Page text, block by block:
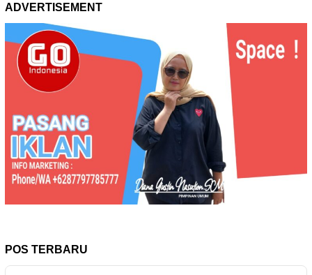
ADVERTISEMENT
POS TERBARU